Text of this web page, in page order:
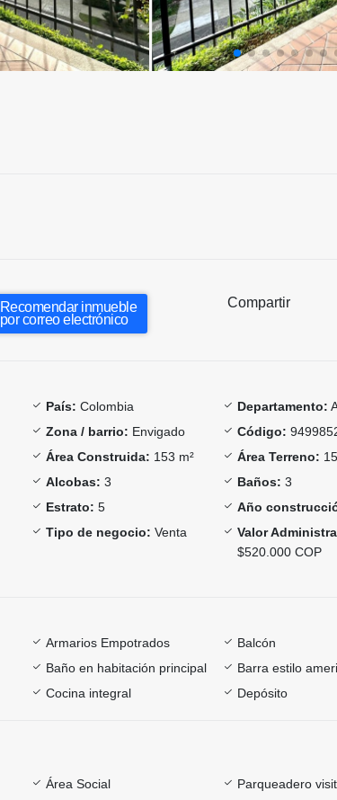
Recomendar inmueble
por correo electrónico
Compartir
País: Colombia Departamento:
Zona / barrio: Envigado Código:
Área Construida: 153 m² Área Terreno:
Alcobas: 3 Baños: 3
Estrato: 5 Año
Tipo de negocio: Venta
Valor
$520.000 COP
Armarios Empotrados Balcón
Baño en habitación principal
Barra estilo
Cocina integral
Depósito
Área Social Parqueadero